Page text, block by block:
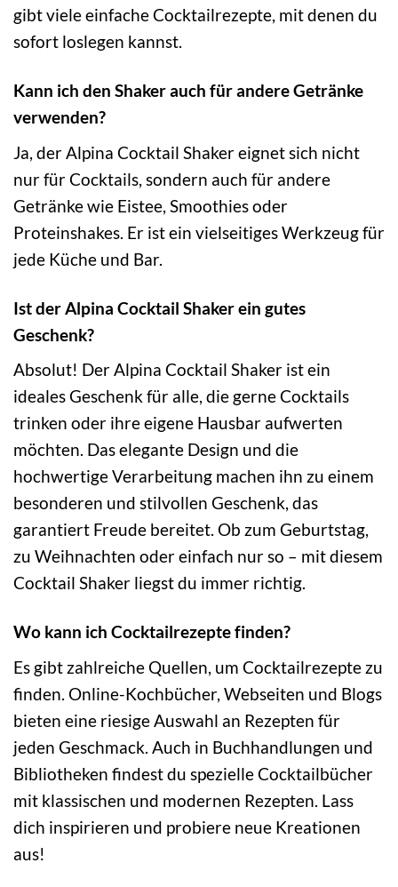
gibt viele einfache Cocktailrezepte, mit denen du
sofort loslegen kannst.
Kann ich den Shaker auch für andere Getränke
verwenden?
Ja, der Alpina Cocktail Shaker eignet sich nicht
nur für Cocktails, sondern auch für andere
Getränke wie Eistee, Smoothies oder
Proteinshakes. Er ist ein vielseitiges Werkzeug für
jede Küche und Bar.
Ist der Alpina Cocktail Shaker ein gutes
Geschenk?
Absolut! Der Alpina Cocktail Shaker ist ein
ideales Geschenk für alle, die gerne Cocktails
trinken oder ihre eigene Hausbar aufwerten
möchten. Das elegante Design und die
hochwertige Verarbeitung machen ihn zu einem
besonderen und stilvollen Geschenk, das
garantiert Freude bereitet. Ob zum Geburtstag,
zu Weihnachten oder einfach nur so – mit diesem
Cocktail Shaker liegst du immer richtig.
Wo kann ich Cocktailrezepte finden?
Es gibt zahlreiche Quellen, um Cocktailrezepte zu
finden. Online-Kochbücher, Webseiten und Blogs
bieten eine riesige Auswahl an Rezepten für
jeden Geschmack. Auch in Buchhandlungen und
Bibliotheken findest du spezielle Cocktailbücher
mit klassischen und modernen Rezepten. Lass
dich inspirieren und probiere neue Kreationen
aus!